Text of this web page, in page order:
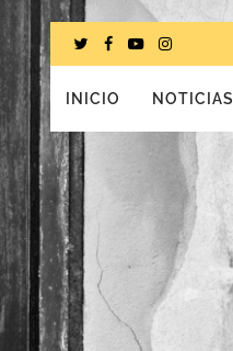
INICIO NOTICIAS